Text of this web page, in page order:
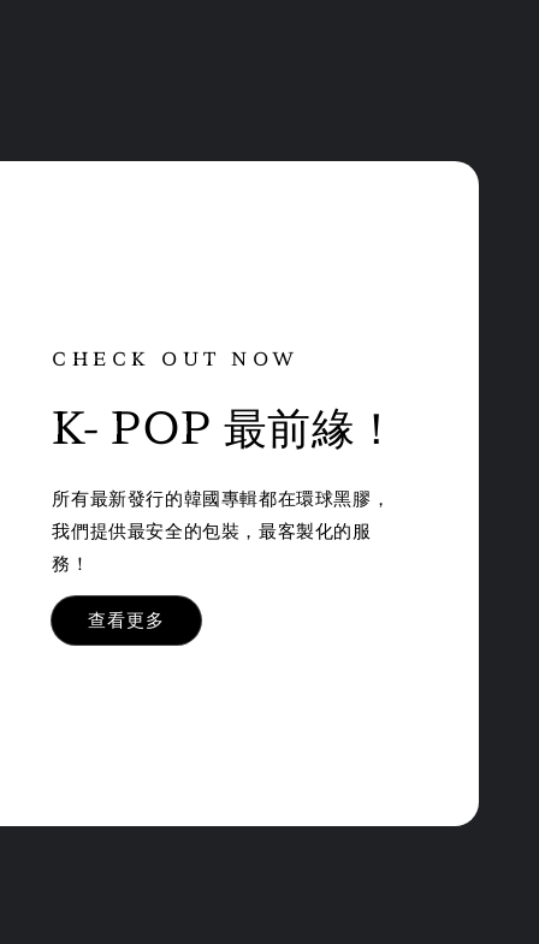
CHECK OUT NOW
K- POP 最前緣！
所有最新發行的韓國專輯都在環球黑膠，
我們提供最安全的包裝，最客製化的服
務！
查看更多